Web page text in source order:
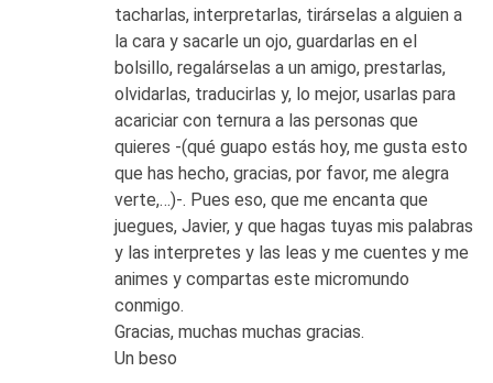
tacharlas, interpretarlas, tirárselas a alguien a
la cara y sacarle un ojo, guardarlas en el
bolsillo, regalárselas a un amigo, prestarlas,
olvidarlas, traducirlas y, lo mejor, usarlas para
acariciar con ternura a las personas que
quieres -(qué guapo estás hoy, me gusta esto
que has hecho, gracias, por favor, me alegra
verte,…)-. Pues eso, que me encanta que
juegues, Javier, y que hagas tuyas mis palabras
y las interpretes y las leas y me cuentes y me
animes y compartas este micromundo
conmigo.
Gracias, muchas muchas gracias.
Un beso